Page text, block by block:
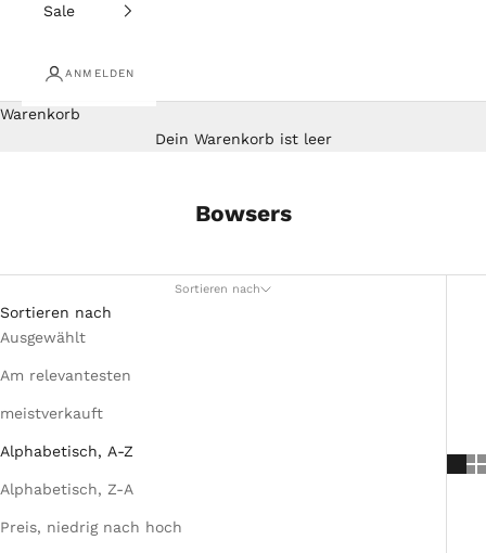
Sale
ANMELDEN
Warenkorb
Dein Warenkorb ist leer
Bowsers
Sortieren nach
Sortieren nach
Ausgewählt
Am relevantesten
meistverkauft
Alphabetisch, A-Z
Alphabetisch, Z-A
Preis, niedrig nach hoch